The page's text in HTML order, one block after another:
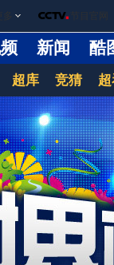
新闻 酷
超库 竞猜